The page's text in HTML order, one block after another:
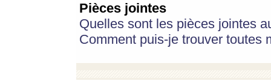
Pièces jointes
Quelles sont les pièces jointes
Comment puis-je trouver toutes